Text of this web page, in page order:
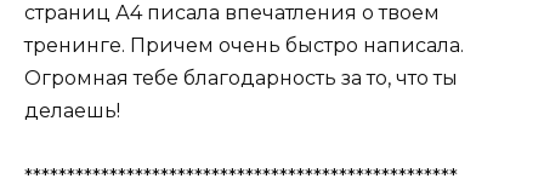
страниц А4 писала впечатления о твоем
тренинге. Причем очень быстро написала.
Огромная тебе благодарность за то, что ты
делаешь!
***************************************************